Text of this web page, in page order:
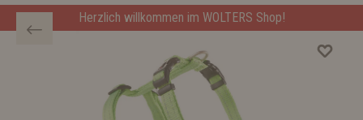
Herzlich willkommen im WOLTERS Shop!